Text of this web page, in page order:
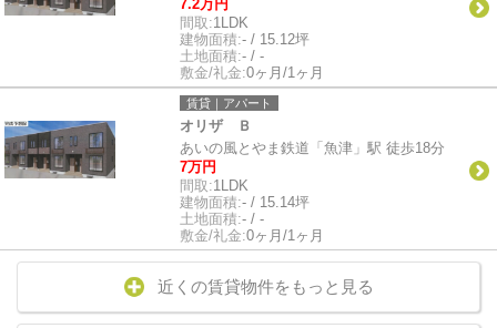
7.2万円
間取:1LDK
建物面積:- / 15.12坪
土地面積:- / -
敷金/礼金:0ヶ月/1ヶ月
賃貸｜アパート
オリザ Ｂ
あいの風とやま鉄道「魚津」駅 徒歩18分
7万円
間取:1LDK
建物面積:- / 15.14坪
土地面積:- / -
敷金/礼金:0ヶ月/1ヶ月
近くの賃貸物件をもっと見る